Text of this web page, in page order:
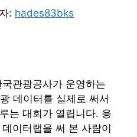
: hades83bks
관광공사가 운영하는
데이터를 실제로 써서
는 대회가 열립니다. 응
이터랩을 써 본 사람이